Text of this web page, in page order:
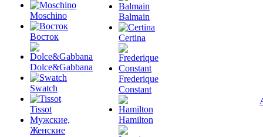
Moschino
Восток
Dolce&Gabbana
Swatch
Tissot
Мужские,
Женские
Balmain
Certina
Frederique
Constant
Hamilton